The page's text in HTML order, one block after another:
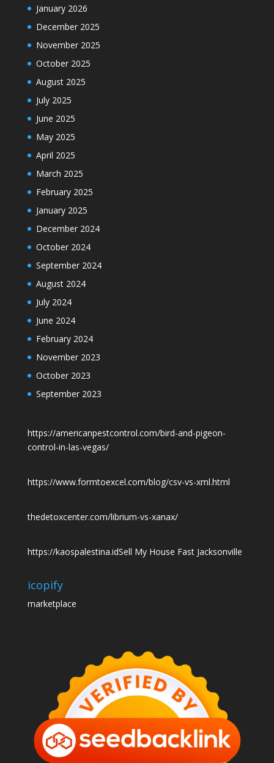
January 2026
December 2025
November 2025
October 2025
August 2025
July 2025
June 2025
May 2025
April 2025
March 2025
February 2025
January 2025
December 2024
October 2024
September 2024
August 2024
July 2024
June 2024
February 2024
November 2023
October 2023
September 2023
https://americanpestcontrol.com/bird-and-pigeon-
control-in-las-vegas/
https://www.formtoexcel.com/blog/csv-vs-xml.html
thedetoxcenter.com/librium-vs-xanax/
https://kaospalestina.idSell My House Fast Jacksonville
icopify
marketplace